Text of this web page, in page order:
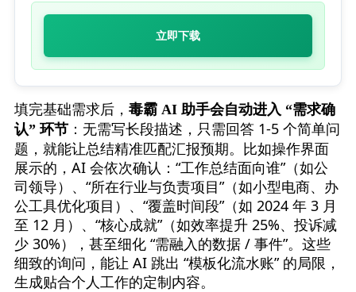
立即下载
填完基础需求后， 毒霸 AI 助手会自动进入 “需求确
认” 环节：无需写长段描述，只需回答 1-5 个简单问
题，就能让总结精准匹配汇报预期。比如操作界面
展示的，AI 会依次确认：“工作总结面向谁”（如公
司领导）、“所在行业与负责项目”（如小型电商、办
公工具优化项目）、“覆盖时间段”（如 2024 年 3 月
至 12 月）、“核心成就”（如效率提升 25%、投诉减
少 30%），甚至细化 “需融入的数据 / 事件”。这些
细致的询问，能让 AI 跳出 “模板化流水账” 的局限，
生成贴合个人工作的定制内容。